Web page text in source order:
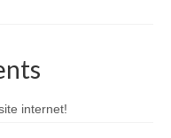
internet!